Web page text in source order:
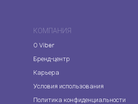
КОМПАНИЯ
О Viber
Бренд-центр
Карьера
Условия использования
Политика конфиденциальности